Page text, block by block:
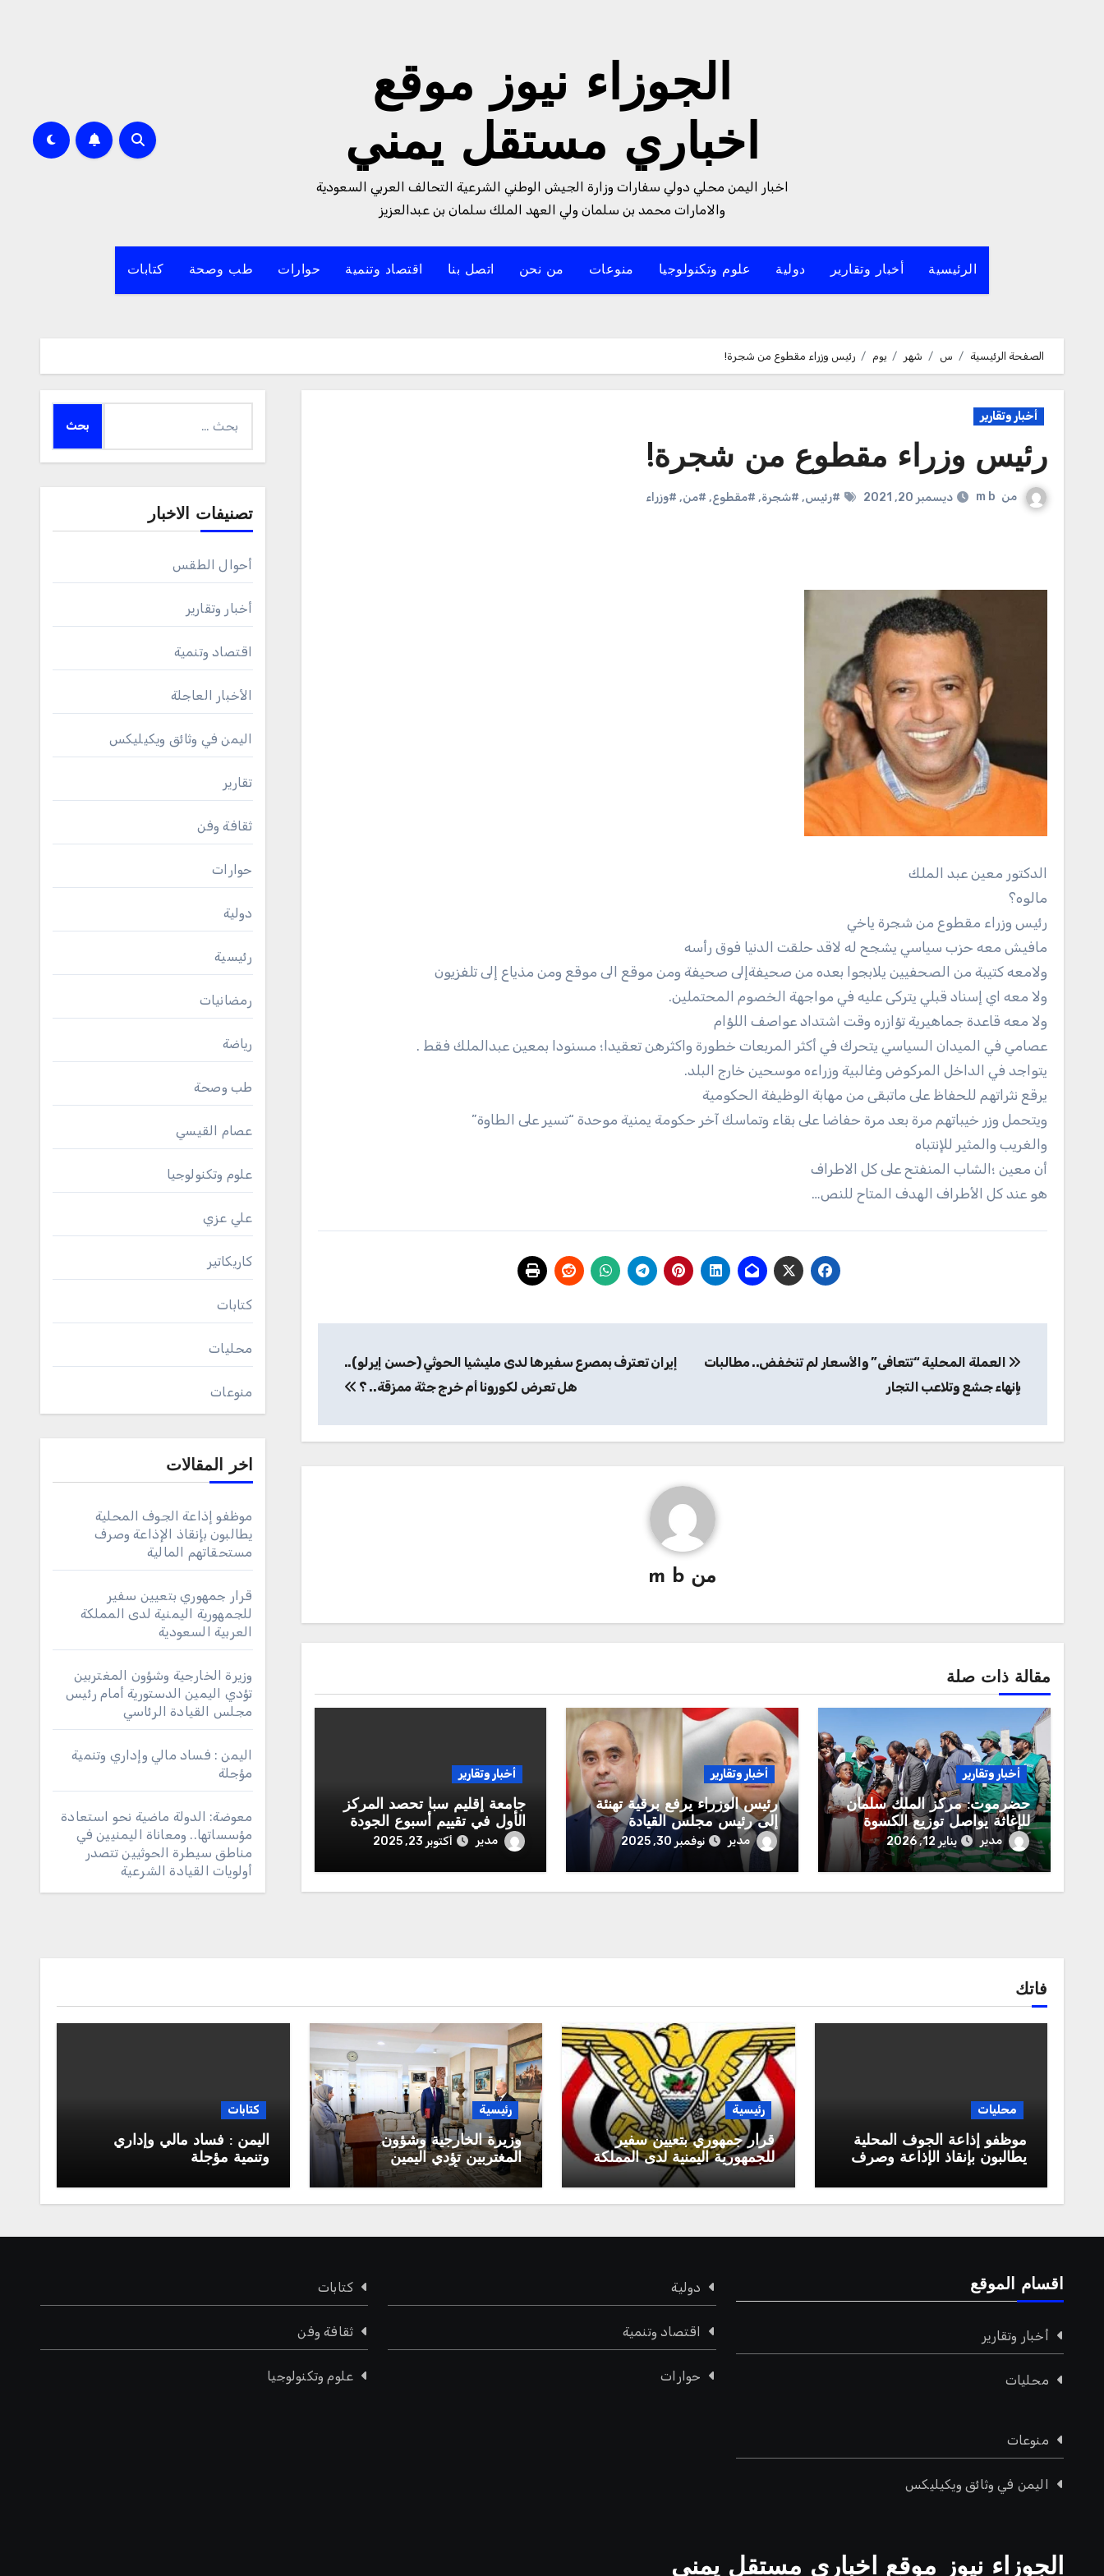
الجوزاء نيوز موقع
اخباري مستقل يمني
اخبار اليمن محلي دولي سفارات وزارة الجيش الوطني الشرعية التحالف العربي السعودية
والامارات محمد بن سلمان ولي العهد الملك سلمان بن عبدالعزيز
الرئيسية أخبار وتقارير دولية علوم وتكنولوجيا منوعات من نحن اتصل بنا اقتصاد وتنمية حوارات طب وصحة كتابات
الصفحة الرئيسية س شهر يوم رئيس وزراء مقطوع من شجرة!
أخبار وتقارير
رئيس وزراء مقطوع من شجرة!
من m b ديسمبر 20, 2021 #رئيس, #شجرة, #مقطوع, #من, #وزراء
الدكتور معين عبد الملك
مالوه؟
رئيس وزراء مقطوع من شجرة ياخي
مافيش معه حزب سياسي يشجح له لاقد حلقت الدنيا فوق رأسه
ولامعه كتيبة من الصحفيين يلابجوا بعده من صحيفةإلى صحيفة ومن موقع الى موقع ومن مذياع إلى تلفزيون
ولا معه اي إسناد قبلي يتركى عليه في مواجهة الخصوم المحتملين.
ولا معه قاعدة جماهيرية تؤازره وقت اشتداد عواصف اللؤام
عصامي في الميدان السياسي يتحرك في أكثر المربعات خطورة واكثرهن تعقيدا؛ مسنودا بمعين عبدالملك فقط .
يتواجد في الداخل المركوض وغالبية وزراءه موسحين خارج البلد.
يرقع نثراتهم للحفاظ على ماتبقى من مهابة الوظيفة الحكومية
ويتحمل وزر خيباتهم مرة بعد مرة حفاضا على بقاء وتماسك آخر حكومة يمنية موحدة “تسير على الطاوة”
والغريب والمثير للإنتباه
أن معين ؛الشاب المنفتح على كل الاطراف
هو عند كل الأطراف الهدف المتاح للنص…
المقالات
العملة المحلية “تتعافى” والأسعار لم تنخفض.. مطالبات
بإنهاء جشع وتلاعب التجار
إيران تعترف بمصرع سفيرها لدى مليشيا الحوثي (حسن إيرلو)..
هل تعرض لكورونا أم خرج جثة ممزقة.. ؟
من m b
مقالة ذات صلة
أخبار وتقارير
حضرموت: مركز الملك سلمان
للإغاثة يواصل توزيع الكسوة
الشتوية ضمن مشروع “كنف”
في المناطق الصحراوية
مدير يناير 12, 2026
أخبار وتقارير
رئيس الوزراء يرفع برقية تهنئة
إلى رئيس مجلس القيادة
الرئاسي بالذكرى الـ 58
للاستقلال الوطني المجيد
مدير نوفمبر 30, 2025
أخبار وتقارير
جامعة إقليم سبأ تحصد المركز
الأول في تقييم أسبوع الجودة
على مستوى الجامعات اليمنية
الحكومية والأهلية.
مدير أكتوبر 23, 2025
عن:
تصنيفات الاخبار
أحوال الطقس
أخبار وتقارير
اقتصاد وتنمية
الأخبار العاجلة
اليمن في وثائق ويكيليكس
تقارير
ثقافة وفن
حوارات
دولية
رئيسية
رمضانيات
رياضة
طب وصحة
عصام القيسي
علوم وتكنولوجيا
علي عزي
كاريكاتير
كتابات
محليات
منوعات
اخر المقالات
موظفو إذاعة الجوف المحلية
يطالبون بإنقاذ الإذاعة وصرف
مستحقاتهم المالية
قرار جمهوري بتعيين سفير
للجمهورية اليمنية لدى المملكة
العربية السعودية
وزيرة الخارجية وشؤون المغتربين
تؤدي اليمين الدستورية أمام رئيس
مجلس القيادة الرئاسي
اليمن : فساد مالي وإداري وتنمية
مؤجلة
معوضة: الدولة ماضية نحو استعادة
مؤسساتها.. ومعاناة اليمنيين في
مناطق سيطرة الحوثيين تتصدر
أولويات القيادة الشرعية
فاتك
محليات
موظفو إذاعة الجوف المحلية
يطالبون بإنقاذ الإذاعة وصرف
رئيسية
قرار جمهوري بتعيين سفير
للجمهورية اليمنية لدى المملكة
العربية السعودية
رئيسية
وزيرة الخارجية وشؤون
المغتربين تؤدي اليمين
الدستورية أمام رئيس مجلس
القيادة الرئاسي
كتابات
اليمن : فساد مالي وإداري
وتنمية مؤجلة
اقسام الموقع
أخبار وتقارير
محليات
دولية
اقتصاد وتنمية
حوارات
كتابات
ثقافة وفن
علوم وتكنولوجيا
منوعات
اليمن في وثائق ويكيليكس
الجوزاء نيوز موقع اخباري مستقل يمني